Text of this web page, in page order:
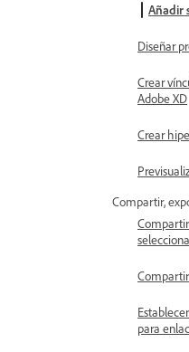
Añadir
Diseñar
Crear
Adobe XD
Crear
Compartir,
para